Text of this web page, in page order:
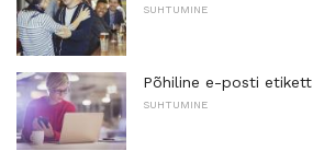
SUHTUMINE
Põhiline e-posti etikett
SUHTUMINE